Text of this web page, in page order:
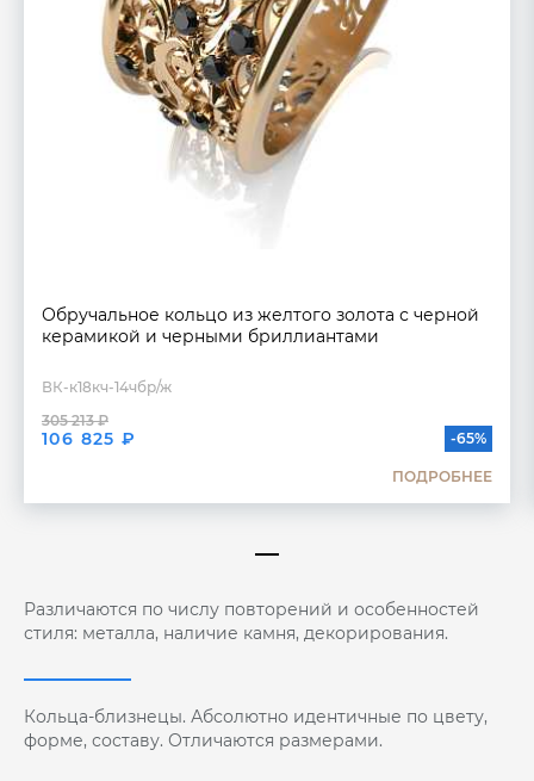
Обручальное кольцо из желтого золота с черной
керамикой и черными бриллиантами
ВК-к18кч-14чбр/ж
106 825 ₽
305 213 ₽
-65%
ПОДРОБНЕЕ
Различаются по числу повторений и особенностей
стиля: металла, наличие камня, декорирования.
Кольца-близнецы. Абсолютно идентичные по цвету,
форме, составу. Отличаются размерами.